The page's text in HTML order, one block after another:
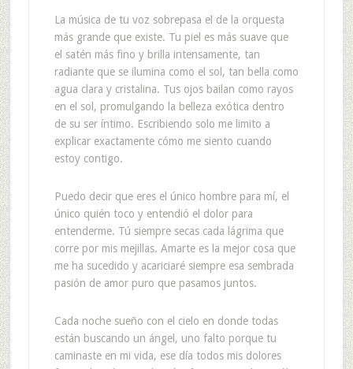
La música de tu voz sobrepasa el de la orquesta
más grande que existe. Tu piel es más suave que
el satén más fino y brilla intensamente, tan
radiante que se ilumina como el sol, tan bella como
agua clara y cristalina. Tus ojos bailan como rayos
en el sol, promulgando la belleza exótica dentro
de su ser íntimo. Escribiendo solo me limito a
explicar exactamente cómo me siento cuando
estoy contigo.
Puedo decir que eres el único hombre para mí, el
único quién toco y entendió el dolor para
entenderme. Tú siempre secas cada lágrima que
corre por mis mejillas. Amarte es la mejor cosa que
me ha sucedido y acariciaré siempre esa sembrada
pasión de amor puro que pasamos juntos.
Cada noche sueño con el cielo en donde todas
están buscando un ángel, uno falto porque tu
caminaste en mi vida, ese día todos mis dolores